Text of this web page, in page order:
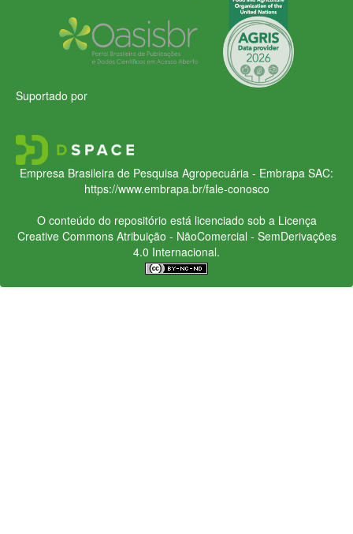
Suportado por
Empresa Brasileira de Pesquisa Agropecuária - Embrapa SAC:
https://www.embrapa.br/fale-conosco
O conteúdo do repositório está licenciado sob a Licença
Creative CommonsAtribuição - NãoComercial - SemDerivações
4.0 Internacional.